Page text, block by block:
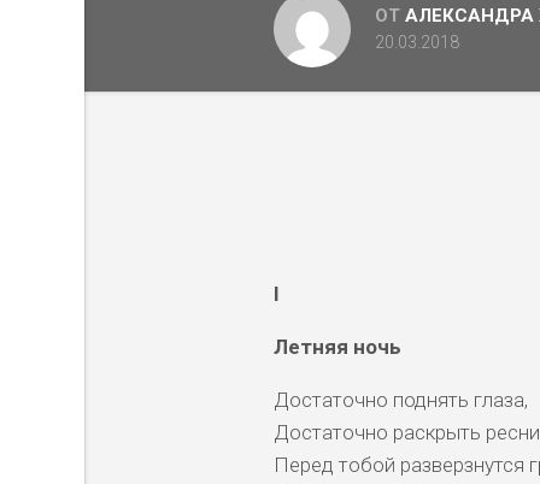
ОТ АЛЕКСАНДРА
20.03.2018
I
Летняя ночь
Достаточно поднять глаза,
Достаточно раскрыть
Перед тобой разверзнутся